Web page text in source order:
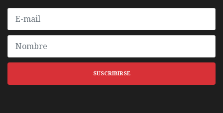
SUSCRIBIRSE